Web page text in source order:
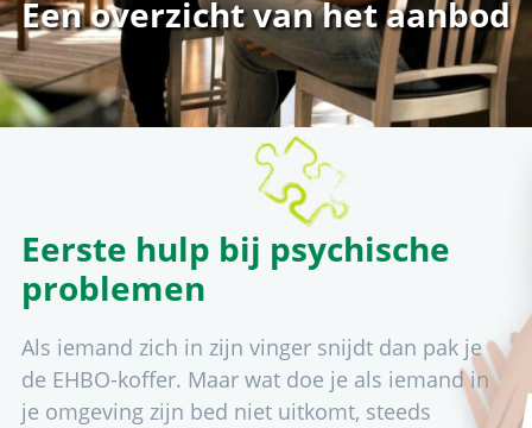
Een overzicht van het aanbod
Eerste hulp bij psychische
problemen
Als iemand zich in zijn vinger snijdt dan pak je
de EHBO-koffer. Maar wat doe je als iemand in
je omgeving zijn bed niet uitkomt, steeds